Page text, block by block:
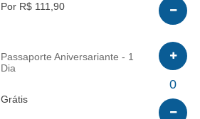
Por R$ 111,90
Passaporte Aniversariante - 1
Dia
Grátis
0